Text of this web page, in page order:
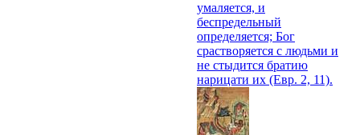
умаляется, и
беспредельный
определяется; Бог
срастворяется с людьми и
не стыдится братию
нарицати их (Евр. 2, 11).